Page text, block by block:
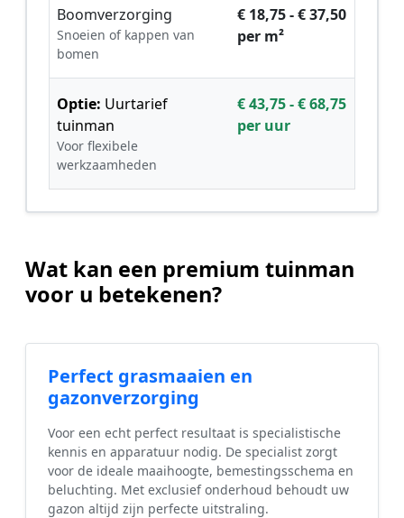
Boomverzorging
Snoeien of kappen van
bomen
€ 18,75 - € 37,50
per m²
Optie: Uurtarief
tuinman
Voor flexibele
werkzaamheden
€ 43,75 - € 68,75
per uur
Wat kan een premium tuinman
voor u betekenen?
Perfect grasmaaien en
gazonverzorging
Voor een echt perfect resultaat is specialistische
kennis en apparatuur nodig. De specialist zorgt
voor de ideale maaihoogte, bemestingsschema en
beluchting. Met exclusief onderhoud behoudt uw
gazon altijd zijn perfecte uitstraling.